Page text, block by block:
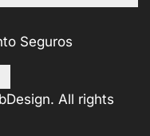
Seguros
. All rights